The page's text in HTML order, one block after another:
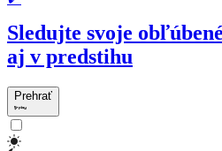
Sledujte svoje
aj v predstihu
Prehrať